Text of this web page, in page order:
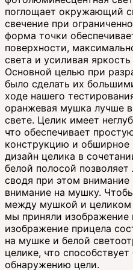
поглощает окружающий
свечение при
форма точки
поверхности,
света и усиливая
Основной целью при
было сделать их
ходе нашего
оранжевая мушка лучше
свете. Целик имеет
что обеспечивает
конструкцию и обширное
дизайн целика в
белой полосой
сводя при этом внимание
внимание на мушку.
между мушкой и целиком
мы приняли изображение
изображение прицела
на мушке и белой
целике, что
обнаружению цели.